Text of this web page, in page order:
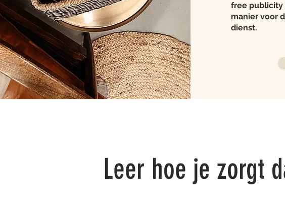
free publicity
manier voor
dienst.
Leer hoe je zorgt